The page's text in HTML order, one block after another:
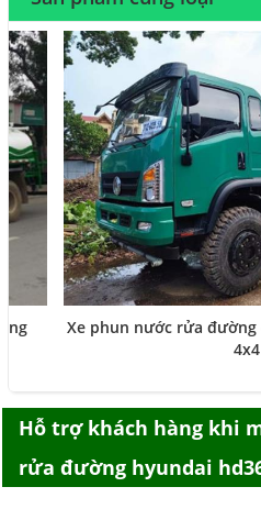
Xe phun nước rửa đường
4x4
Hỗ trợ khách hàng khi
rửa đường hyundai